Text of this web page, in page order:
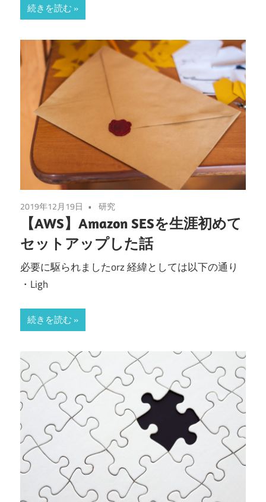
続きを読む
2019年12月19日 研究
【AWS】Amazon SESを生涯初めて
セットアップした話
必要に駆られましたorz 経緯としては以下の通り
・Ligh
続きを読む